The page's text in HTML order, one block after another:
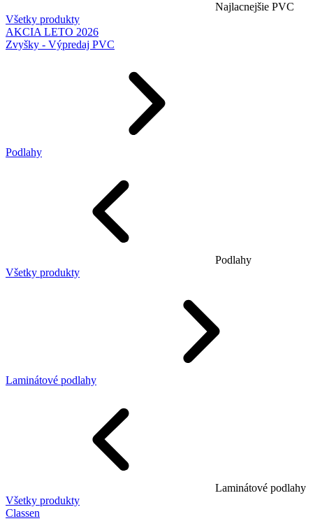
Najlacnejšie PVC
Všetky produkty
AKCIA LETO 2026
Zvyšky - Výpredaj PVC
Podlahy
Podlahy
Všetky produkty
Laminátové podlahy
Laminátové podlahy
Všetky produkty
Classen